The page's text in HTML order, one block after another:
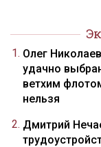
Олег
удачно
ветхим
нельзя
Дмитрий